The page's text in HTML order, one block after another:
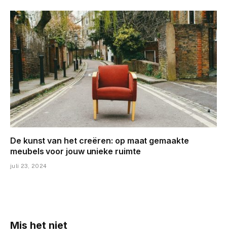
De kunst van het creëren: op maat gemaakte
meubels voor jouw unieke ruimte
juli 23, 2024
Mis het niet